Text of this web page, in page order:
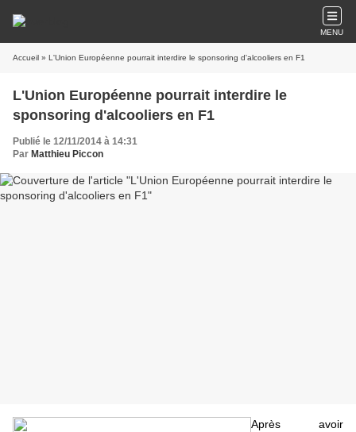
MENU
Accueil » L'Union Européenne pourrait interdire le sponsoring d'alcooliers en F1
L'Union Européenne pourrait interdire le
sponsoring d'alcooliers en F1
Publié le 12/11/2014 à 14:31
Par Matthieu Piccon
Après avoir